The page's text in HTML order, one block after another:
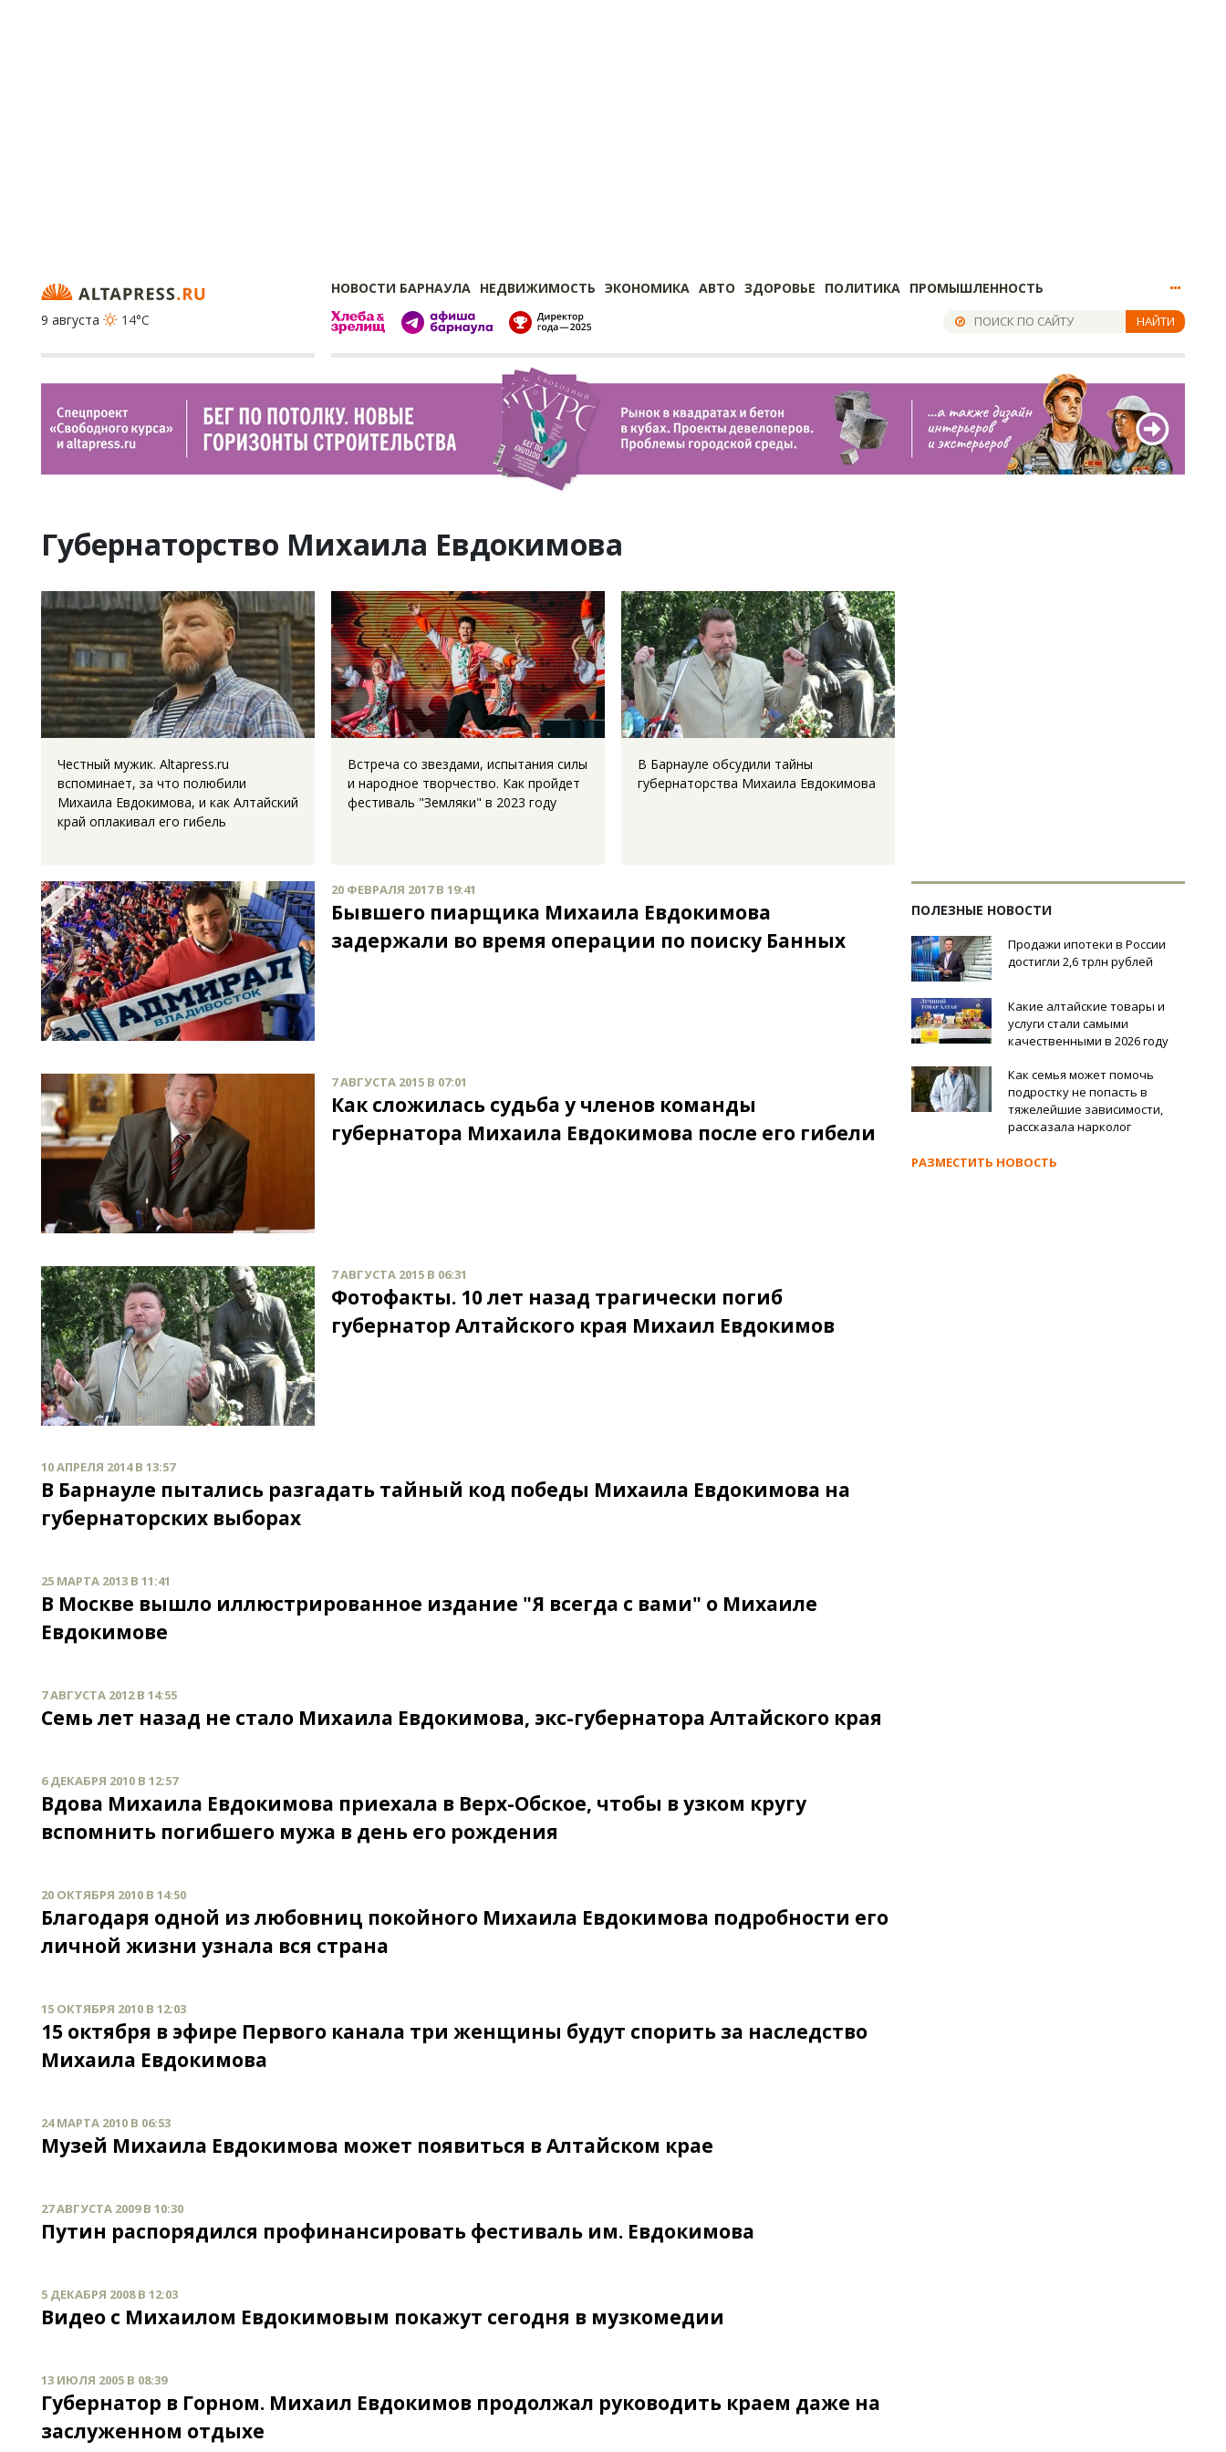
НОВОСТИ БАРНАУЛА НЕДВИЖИМОСТЬ ЭКОНОМИКА АВТО ЗДОРОВЬЕ ПОЛИТИКА ПРОМЫШЛЕННОСТЬ
9 августа
14°C НАЙТИ
Губернаторство Михаила Евдокимова
Честный мужик. Altapress.ru
вспоминает, за что полюбили
Михаила Евдокимова, и как Алтайский
край оплакивал его гибель
Встреча со звездами, испытания силы
и народное творчество. Как пройдет
фестиваль "Земляки" в 2023 году
В Барнауле обсудили тайны
губернаторства Михаила Евдокимова
20 ФЕВРАЛЯ 2017 В 19:41
Бывшего пиарщика Михаила Евдокимова
задержали во время операции по поиску Банных
7 АВГУСТА 2015 В 07:01
Как сложилась судьба у членов команды
губернатора Михаила Евдокимова после его гибели
7 АВГУСТА 2015 В 06:31
Фотофакты. 10 лет назад трагически погиб
губернатор Алтайского края Михаил Евдокимов
10 АПРЕЛЯ 2014 В 13:57
В Барнауле пытались разгадать тайный код победы Михаила Евдокимова на
губернаторских выборах
25 МАРТА 2013 В 11:41
В Москве вышло иллюстрированное издание "Я всегда с вами" о Михаиле
Евдокимове
7 АВГУСТА 2012 В 14:55
Семь лет назад не стало Михаила Евдокимова, экс-губернатора Алтайского края
6 ДЕКАБРЯ 2010 В 12:57
Вдова Михаила Евдокимова приехала в Верх-Обское, чтобы в узком кругу
вспомнить погибшего мужа в день его рождения
20 ОКТЯБРЯ 2010 В 14:50
Благодаря одной из любовниц покойного Михаила Евдокимова подробности его
личной жизни узнала вся страна
15 ОКТЯБРЯ 2010 В 12:03
15 октября в эфире Первого канала три женщины будут спорить за наследство
Михаила Евдокимова
24 МАРТА 2010 В 06:53
Музей Михаила Евдокимова может появиться в Алтайском крае
27 АВГУСТА 2009 В 10:30
Путин распорядился профинансировать фестиваль им. Евдокимова
5 ДЕКАБРЯ 2008 В 12:03
Видео с Михаилом Евдокимовым покажут сегодня в музкомедии
13 ИЮЛЯ 2005 В 08:39
Губернатор в Горном. Михаил Евдокимов продолжал руководить краем даже на
заслуженном отдыхе
ПОЛЕЗНЫЕ НОВОСТИ
Продажи ипотеки в России
достигли 2,6 трлн рублей
Какие алтайские товары и
услуги стали самыми
качественными в 2026 году
Как семья может помочь
подростку не попасть в
тяжелейшие зависимости,
рассказала нарколог
РАЗМЕСТИТЬ НОВОСТЬ